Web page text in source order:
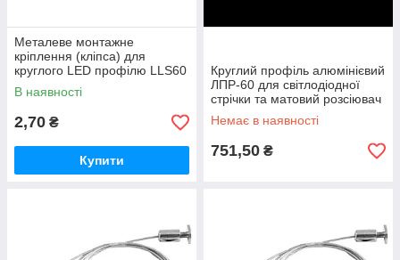
Металеве монтажне
кріплення (кліпса) для
круглого LED профілю LLS60
В наявності
2,70 ₴
Купити
Круглий профіль алюмінієвий
ЛПР-60 для світлодіодної
стрічки та матовий розсіювач
(Комплект 2м.)
Немає в наявності
751,50 ₴